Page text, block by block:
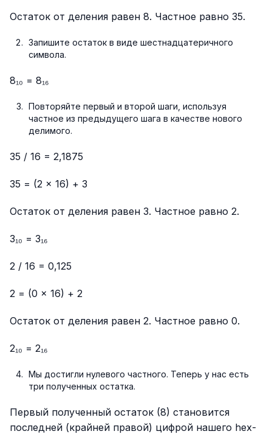
Остаток от деления равен 8. Частное равно 35.
Запишите остаток в виде шестнадцатеричного
символа.
8₁₀ = 8₁₆
Повторяйте первый и второй шаги, используя
частное из предыдущего шага в качестве нового
делимого.
35 / 16 = 2,1875
35 = (2 × 16) + 3
Остаток от деления равен 3. Частное равно 2.
3₁₀ = 3₁₆
2 / 16 = 0,125
2 = (0 × 16) + 2
Остаток от деления равен 2. Частное равно 0.
2₁₀ = 2₁₆
Мы достигли нулевого частного. Теперь у нас есть
три полученных остатка.
Первый полученный остаток (8) становится
последней (крайней правой) цифрой нашего hex-